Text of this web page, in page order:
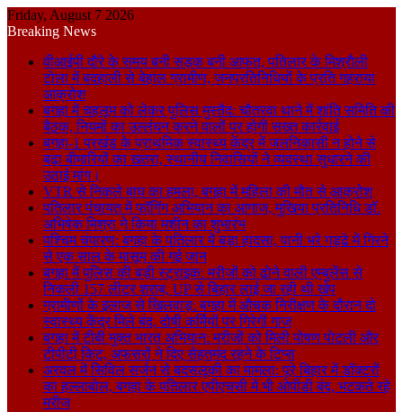
Friday, August 7 2026
Breaking News
वीआईपी दौरे के समय बनी सड़क बनी आफत, पतिलार के मिश्रौली
टोला में बदहाली से बेहाल ग्रामीण, जनप्रतिनिधियों के प्रति गहराया
आक्रोश
बगहा में चहलूम को लेकर पुलिस मुस्तैद: चौतरवा थाने में शांति समिति की
बैठक, नियमों का उल्लंघन करने वालों पर होगी सख्त कार्रवाई
बगहा-1 प्रखंड के प्राथमिक स्वास्थ्य केंद्र में जलनिकासी न होने से
बढ़ा बीमारियों का खतरा, स्थानीय निवासियों ने व्यवस्था सुधारने की
उठाई मांग।
VTR से निकले बाघ का हमला, बगहा में महिला की मौत से आक्रोश
पतिलार पंचायत में फॉगिंग अभियान का आगाज, मुखिया प्रतिनिधि डॉ.
अभिषेक मिश्रा ने किया मशीन का शुभारंभ
पश्चिम चंपारण: बगहा के पतिलार में बड़ा हादसा, पानी भरे गड्ढे में गिरने
से एक साल के मासूम की गई जान
बगहा में पुलिस की बड़ी स्ट्राइक: मरीजों को ढोने वाली एम्बुलेंस से
निकली 157 लीटर शराब, UP से बिहार लाई जा रही थी खेप
ग्रामीणों के इलाज से खिलवाड़: बगहा में औचक निरीक्षण के दौरान दो
स्वास्थ्य केंद्र मिले बंद, दोषी कर्मियों पर गिरेगी गाज
बगहा में टीबी मुक्त भारत अभियान: मरीजों को मिली पोषण पोटली और
टीपीटी किट, अफसरों ने दिए सेहतमंद रहने के टिप्स
अरवल में सिविल सर्जन से बदसलूकी का मामला: पूरे बिहार में डॉक्टरों
का हल्लाबोल, बगहा के पतिलार एपीएचसी में भी ओपीडी बंद, भटकते रहे
मरीज